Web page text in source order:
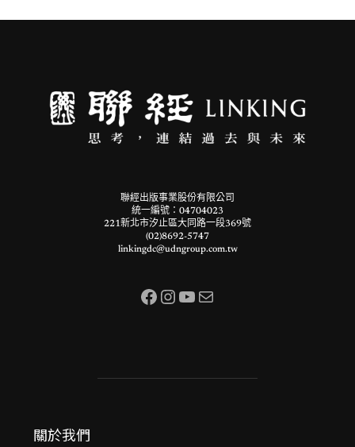
聯經出版事業股份有限公司
統一編號：04704023
221新北市汐止區大同路一段369號
(02)8692-5747
linkingdc@udngroup.com.tw
Facebook InstagramYouTube 電子郵件
關於我們